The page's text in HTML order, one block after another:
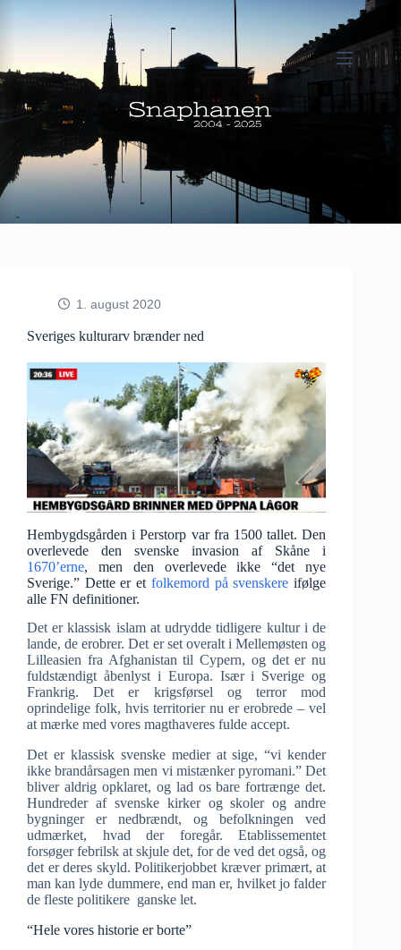
1. august 2020
Sveriges kulturarv brænder ned
Hembygdsgården i Perstorp var fra 1500 tallet. Den
overlevede den svenske invasion af Skåne i
1670’erne, men den overlevede ikke “det nye
Sverige.” Dette er et folkemord på svenskere ifølge
alle FN definitioner.
Det er klassisk islam at udrydde tidligere kultur i de
lande, de erobrer. Det er set overalt i Mellemøsten og
Lilleasien fra Afghanistan til Cypern, og det er nu
fuldstændigt åbenlyst i Europa. Især i Sverige og
Frankrig. Det er krigsførsel og terror mod
oprindelige folk, hvis territorier nu er erobrede – vel
at mærke med vores magthaveres fulde accept.
Det er klassisk svenske medier at sige, “vi kender
ikke brandårsagen men vi mistænker pyromani.” Det
bliver aldrig opklaret, og lad os bare fortrænge det.
Hundreder af svenske kirker og skoler og andre
bygninger er nedbrændt, og befolkningen ved
udmærket, hvad der foregår. Etablissementet
forsøger febrilsk at skjule det, for de ved det også, og
det er deres skyld. Politikerjobbet kræver primært, at
man kan lyde dummere, end man er, hvilket jo falder
de fleste politikere ganske let.
“Hele vores historie er borte”